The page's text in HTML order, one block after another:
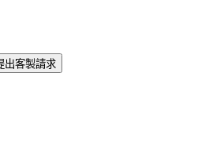
出客製請求